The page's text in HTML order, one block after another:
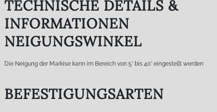
TECHNISCHE DETAILS &
INFORMATIONEN
NEIGUNGSWINKEL
Die Neigung der Markise kann im Bereich von 5° bis 40° eingestellt werden
BEFESTIGUNGSARTEN